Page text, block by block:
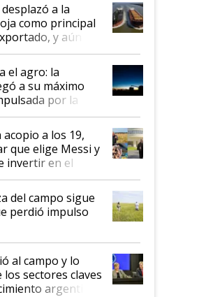
a la
como principal
y aún así
casi seis de cada
y sostuvo el
un semestre
el agro: la
a su máximo
por la
exportaciones
a los 19,
que elige Messi y
invertir en el
era como "darle
para droga":
el libertario
crisis salió
del campo sigue
perdió impulso
al campo y lo
sectores claves
argentino